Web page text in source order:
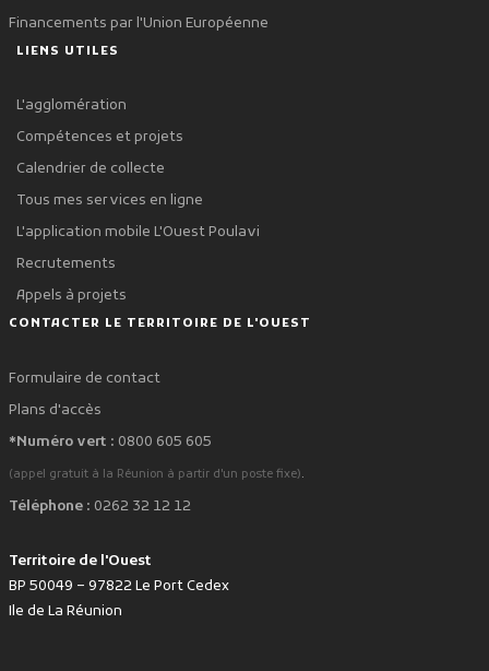
Financements par l'Union Européenne
LIENS UTILES
L'agglomération
Compétences et projets
Calendrier de collecte
Tous mes services en ligne
L'application mobile L'Ouest Poulavi
Recrutements
Appels à projets
CONTACTER LE TERRITOIRE DE L'OUEST
Formulaire de contact
Plans d'accès
*Numéro vert : 0800 605 605
(appel gratuit à la Réunion à partir d'un poste fixe).
Téléphone : 0262 32 12 12
Territoire de l'Ouest
BP 50049 – 97822 Le Port Cedex
Ile de La Réunion